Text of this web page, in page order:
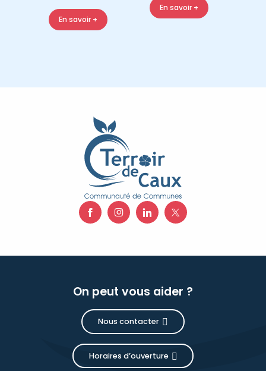
En savoir +
En savoir +
On peut vous aider ?
Nous contacter
Horaires d’ouverture